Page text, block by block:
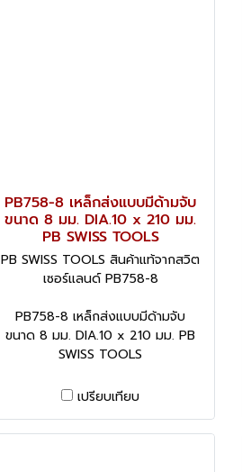
PB758-8 เหล็กส่งแบบมีด้ามจับ
ขนาด 8 มม. DIA.10 x 210 มม.
PB SWISS TOOLS
PB SWISS TOOLS สินค้าแท้จากสวิต
เซอร์แลนด์ PB758-8
PB758-8 เหล็กส่งแบบมีด้ามจับ
ขนาด 8 มม. DIA.10 x 210 มม. PB
SWISS TOOLS
เปรียบเทียบ